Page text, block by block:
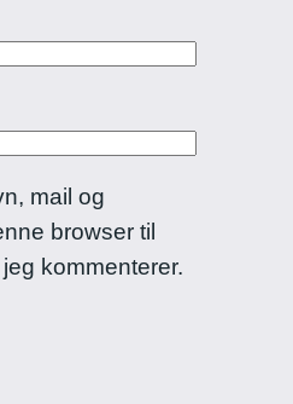
mail og
browser til
kommenterer.